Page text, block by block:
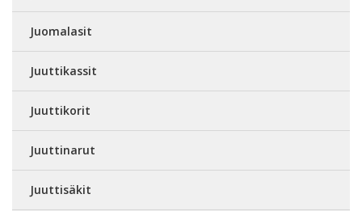
Juomalasit
Juuttikassit
Juuttikorit
Juuttinarut
Juuttisäkit